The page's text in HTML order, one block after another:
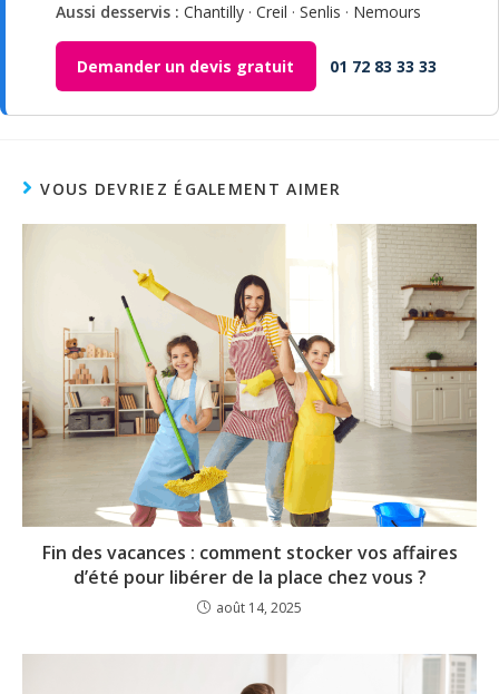
Aussi desservis : Chantilly· Creil · Senlis · Nemours
Demander un devis gratuit 01 72 83 33 33
VOUS DEVRIEZ ÉGALEMENT AIMER
Fin des vacances : comment stocker vos affaires
d’été pour libérer de la place chez vous ?
août 14, 2025